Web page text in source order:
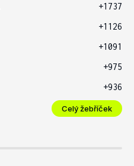
+1737
+1126
+1091
+975
+936
Celý žebříček